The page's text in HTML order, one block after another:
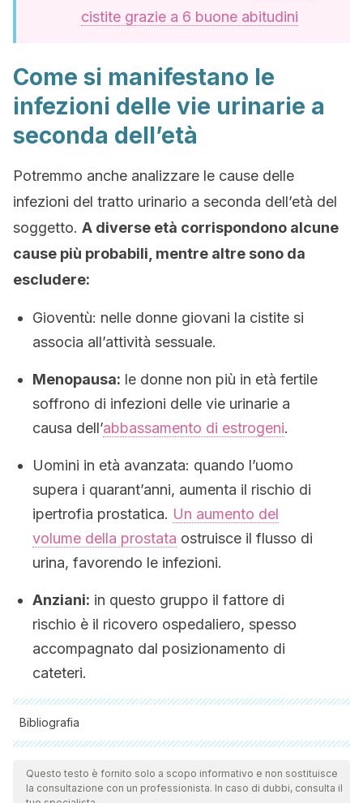
cistite grazie a 6 buone abitudini
Come si manifestano le
infezioni delle vie urinarie a
seconda dell’età
Potremmo anche analizzare le cause delle
infezioni del tratto urinario a seconda dell’età del
soggetto. A diverse età corrispondono alcune
cause più probabili, mentre altre sono da
escludere:
Gioventù: nelle donne giovani la cistite si
associa all’attività sessuale.
Menopausa: le donne non più in età fertile
soffrono di infezioni delle vie urinarie a
causa dell’abbassamento di estrogeni.
Uomini in età avanzata: quando l’uomo
supera i quarant’anni, aumenta il rischio di
ipertrofia prostatica. Un aumento del
volume della prostata ostruisce il flusso di
urina, favorendo le infezioni.
Anziani: in questo gruppo il fattore di
rischio è il ricovero ospedaliero, spesso
accompagnato dal posizionamento di
cateteri.
Bibliografia
Tutte le fonti citate sono state esaminate a fondo dal nostro
team per garantirne la qualità, l'affidabilità, l'attualità e la
validità. La bibliografia di questo articolo è stata considerata
Questo testo è fornito solo a scopo informativo e non sostituisce
la consultazione con un professionista. In caso di dubbi, consulta il